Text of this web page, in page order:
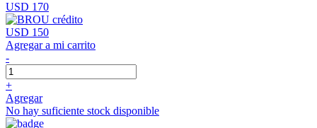
USD 170
USD 150
Agregar a mi carrito
-
+
Agregar
No hay suficiente stock disponible